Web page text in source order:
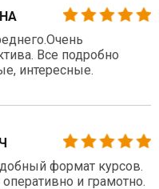
Все подробно
интересные.
формат курсов.
и грамотно.